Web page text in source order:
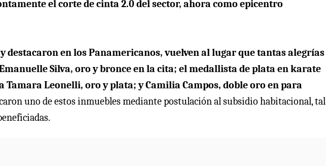
el corte de cinta 2.0 del sector, ahora como epicentro
destacaron en los Panamericanos, vuelven al lugar que tantas alegrías
Silva, oro y bronce en la cita; el medallista de plata en karate
Leonelli, oro y plata; y Camilia Campos, doble oro en para
uno de estos inmuebles mediante postulación al subsidio habitacional, tal